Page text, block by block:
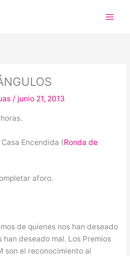
/ junio 21, 2013
Encendida (Ronda de
aforo.
de quienes nos han deseado
han deseado mal. Los Premios
son el reconocimiento al